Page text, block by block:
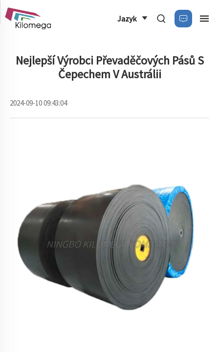
Jazyk
Nejlepší Výrobci Převaděčových Pásů S
Čepechem V Austrálii
2024-09-10 09:43:04